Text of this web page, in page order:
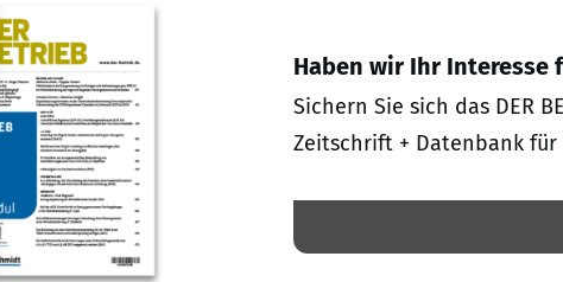
Haben wir Ihr Interesse
Sichern Sie sich das DER
Zeitschrift + Datenbank